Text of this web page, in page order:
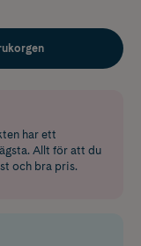
har ett
Allt för att du
och bra pris.